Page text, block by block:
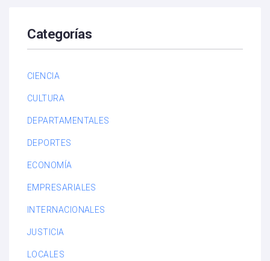
Categorías
CIENCIA
CULTURA
DEPARTAMENTALES
DEPORTES
ECONOMÍA
EMPRESARIALES
INTERNACIONALES
JUSTICIA
LOCALES